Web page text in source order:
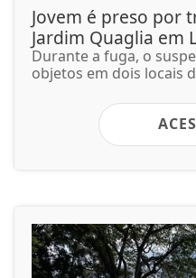
Jovem é preso por
Jardim Quaglia em
Durante a fuga, o
objetos em dois locais